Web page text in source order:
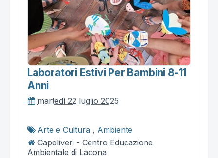
Laboratori Estivi Per Bambini 8-11
Anni
martedì 22 luglio 2025
Arte e Cultura , Ambiente
Capoliveri - Centro Educazione
Ambientale di Lacona